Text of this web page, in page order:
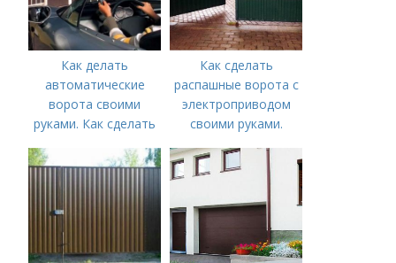
растяжения
Как делать
автоматические
ворота своими
руками. Как сделать
ворота своими
руками
Как сделать
распашные ворота с
электроприводом
своими руками.
металлических ворот